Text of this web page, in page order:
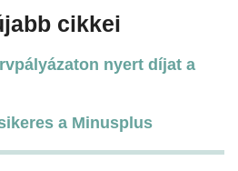
cikkei
nyert díjat a
a Minusplus